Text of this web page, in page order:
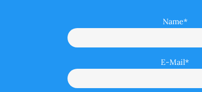
Name*
E-Mail*